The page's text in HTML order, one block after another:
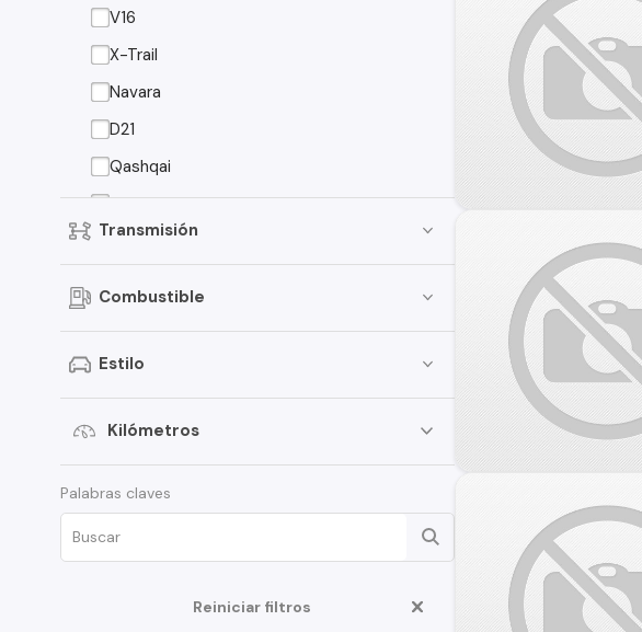
V16
X-Trail
Navara
D21
Qashqai
Versa
Kicks
March
Tiida
Note
ALTIMA
D22
Transmisión
Combustible
Estilo
Kilómetros
Palabras claves
Reiniciar filtros